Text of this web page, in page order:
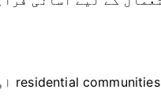
Access control برائے offices، campuses، اور residential communities